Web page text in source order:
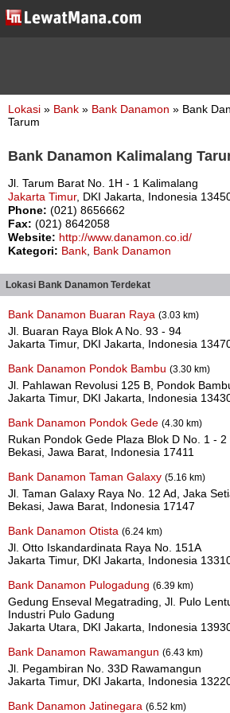
Lokasi » Bank » Bank Danamon » Bank
Tarum
Bank Danamon Kalimalang
Jl. Tarum Barat No. 1H - 1 Kalimalang
Jakarta Timur, DKI Jakarta, Indonesia
Phone: (021) 8656662
Fax: (021) 8642058
Website: http://www.danamon.co.id/
Kategori: Bank Bank Danamon
Lokasi Bank Danamon Terdekat
Bank Danamon Buaran Raya (3.03 km)
Jl. Buaran Raya Blok A No. 93 - 94
Jakarta Timur, DKI Jakarta, Indonesia
Bank Danamon Pondok Bambu (3.30 km)
Jl. Pahlawan Revolusi 125 B, Pondok
Jakarta Timur, DKI Jakarta, Indonesia
Bank Danamon Pondok Gede (4.30 km)
Rukan Pondok Gede Plaza Blok D No. 1 -
Bekasi, Jawa Barat, Indonesia 17411
Bank Danamon Taman Galaxy (5.16 km)
Jl. Taman Galaxy Raya No. 12 Ad, Jaka
Bekasi, Jawa Barat, Indonesia 17147
Bank Danamon Otista (6.24 km)
Jl. Otto Iskandardinata Raya No. 151A
Jakarta Timur, DKI Jakarta, Indonesia
Bank Danamon Pulogadung (6.39 km)
Gedung Enseval Megatrading, Jl. Pulo
Industri Pulo Gadung
Jakarta Utara, DKI Jakarta, Indonesia
Bank Danamon Rawamangun (6.43 km)
Jl. Pegambiran No. 33D Rawamangun
Jakarta Timur, DKI Jakarta, Indonesia
Bank Danamon Jatinegara (6.52 km)